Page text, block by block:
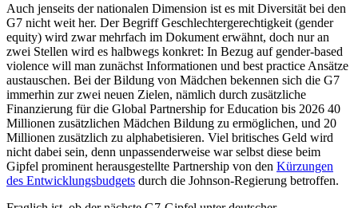
Auch jenseits der nationalen Dimension ist es mit Diversität bei den
G7 nicht weit her. Der Begriff Geschlechtergerechtigkeit (gender
equity) wird zwar mehrfach im Dokument erwähnt, doch nur an
zwei Stellen wird es halbwegs konkret: In Bezug auf gender-based
violence will man zunächst Informationen und best practice Ansätze
austauschen. Bei der Bildung von Mädchen bekennen sich die G7
immerhin zur zwei neuen Zielen, nämlich durch zusätzliche
Finanzierung für die Global Partnership for Education bis 2026 40
Millionen zusätzlichen Mädchen Bildung zu ermöglichen, und 20
Millionen zusätzlich zu alphabetisieren. Viel britisches Geld wird
nicht dabei sein, denn unpassenderweise war selbst diese beim
Gipfel prominent herausgestellte Partnership von den Kürzungen
des Entwicklungsbudgets durch die Johnson-Regierung betroffen.